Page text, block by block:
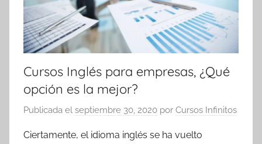
Cursos Inglés para empresas, ¿Qué
opción es la mejor?
Publicada el septiembre 30, 2020 por Cursos Infinitos
Ciertamente, el idioma inglés se ha vuelto